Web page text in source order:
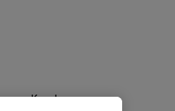
Kunden